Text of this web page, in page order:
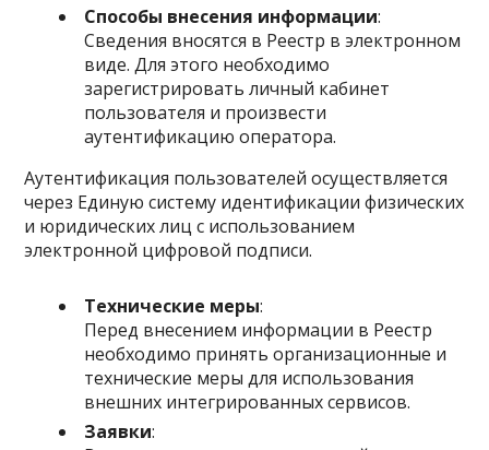
Способы внесения информации:
Сведения вносятся в Реестр в электронном
виде. Для этого необходимо
зарегистрировать личный кабинет
пользователя и произвести
аутентификацию оператора.
Аутентификация пользователей осуществляется
через Единую систему идентификации физических
и юридических лиц с использованием
электронной цифровой подписи.
Технические меры:
Перед внесением информации в Реестр
необходимо принять организационные и
технические меры для использования
внешних интегрированных сервисов.
Заявки: